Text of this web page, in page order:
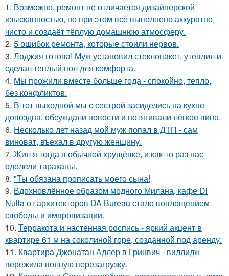
1. Возможно, ремонт не отличается дизайнерской
изысканностью, но при этом всё выполнено аккуратно,
чисто и создаёт тёплую домашнюю атмосферу.
2. 5 ошибок ремонта, которые стоили нервов.
3. Лоджия готова! Муж установил стеклопакет, утеплил и
сделал теплый пол для комфорта.
4. Мы прожили вместе больше года - спокойно, тепло,
без конфликтов.
5. В тот выходной мы с сестрой засиделись на кухне
допоздна, обсуждали новости и потягивали лёгкое вино.
6. Несколько лет назад мой муж попал в ДТП - сам
виноват, въехал в другую женщину.
7. Жил я тогда в обычной хрущёвке, и как-то раз нас
одолели тараканы.
8. "Ты обязана прописать моего сына!
9. Вдохновлённое образом модного Милана, кафе Di
Nulla от архитекторов DA Bureau стало воплощением
свободы и импровизации.
10. Терракота и настенная роспись - яркий акцент в
квартире 61 м на соколиной горе, созданной под аренду.
11. Квартира Джонатан Адлер в Гринвич - виллидж
пережила полную перезагрузку.